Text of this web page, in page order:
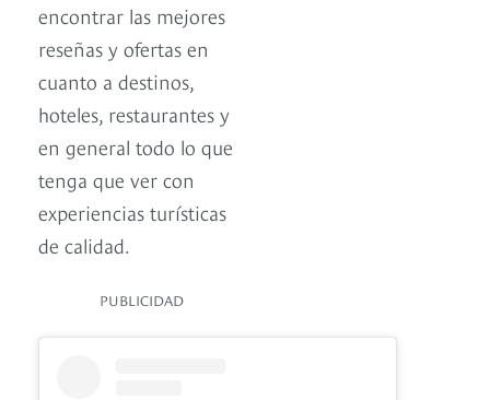
encontrar las mejores
reseñas y ofertas en
cuanto a destinos,
hoteles, restaurantes y
en general todo lo que
tenga que ver con
experiencias turísticas
de calidad.
PUBLICIDAD